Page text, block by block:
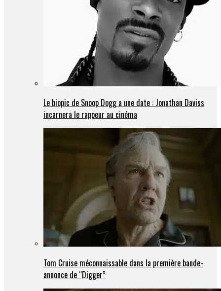
Le biopic de Snoop Dogg a une date : Jonathan Daviss
incarnera le rappeur au cinéma
Tom Cruise méconnaissable dans la première bande-
annonce de “Digger”